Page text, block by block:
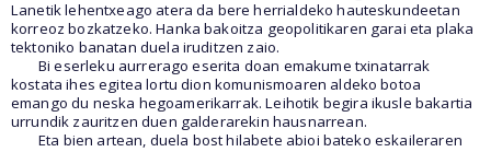
Lanetik lehentxeago atera da bere herrialdeko hauteskundeetan
korreoz bozkatzeko. Hanka bakoitza geopolitikaren garai eta plaka
tektoniko banatan duela iruditzen zaio.
Bi eserleku aurrerago eserita doan emakume txinatarrak
kostata ihes egitea lortu dion komunismoaren aldeko botoa
emango du neska hegoamerikarrak. Leihotik begira ikusle bakartia
urrundik zauritzen duen galderarekin hausnarrean.
Eta bien artean, duela bost hilabete abioi bateko eskaileraren